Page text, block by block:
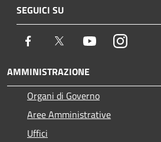
SEGUICI SU
Facebook Twitter YoutubeInstagram
AMMINISTRAZIONE
Organi di Governo
Aree Amministrative
Uffici